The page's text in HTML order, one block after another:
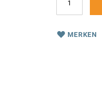
MERKEN